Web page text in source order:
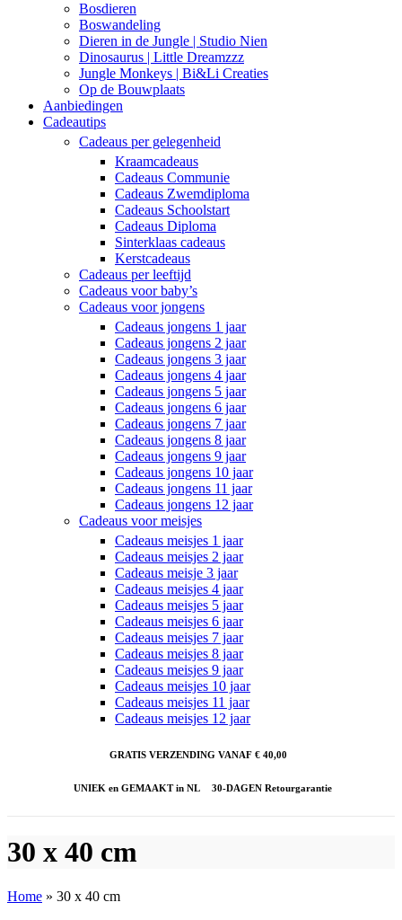
Bosdieren
Boswandeling
Dieren in de Jungle | Studio Nien
Dinosaurus | Little Dreamzzz
Jungle Monkeys | Bi&Li Creaties
Op de Bouwplaats
Aanbiedingen
Cadeautips
Cadeaus per gelegenheid
Kraamcadeaus
Cadeaus Communie
Cadeaus Zwemdiploma
Cadeaus Schoolstart
Cadeaus Diploma
Sinterklaas cadeaus
Kerstcadeaus
Cadeaus per leeftijd
Cadeaus voor baby’s
Cadeaus voor jongens
Cadeaus jongens 1 jaar
Cadeaus jongens 2 jaar
Cadeaus jongens 3 jaar
Cadeaus jongens 4 jaar
Cadeaus jongens 5 jaar
Cadeaus jongens 6 jaar
Cadeaus jongens 7 jaar
Cadeaus jongens 8 jaar
Cadeaus jongens 9 jaar
Cadeaus jongens 10 jaar
Cadeaus jongens 11 jaar
Cadeaus jongens 12 jaar
Cadeaus voor meisjes
Cadeaus meisjes 1 jaar
Cadeaus meisjes 2 jaar
Cadeaus meisje 3 jaar
Cadeaus meisjes 4 jaar
Cadeaus meisjes 5 jaar
Cadeaus meisjes 6 jaar
Cadeaus meisjes 7 jaar
Cadeaus meisjes 8 jaar
Cadeaus meisjes 9 jaar
Cadeaus meisjes 10 jaar
Cadeaus meisjes 11 jaar
Cadeaus meisjes 12 jaar
GRATIS VERZENDING VANAF € 40,00
UNIEK en GEMAAKT in NL 30-DAGEN Retourgarantie
30 x 40 cm
Home » 30 x 40 cm